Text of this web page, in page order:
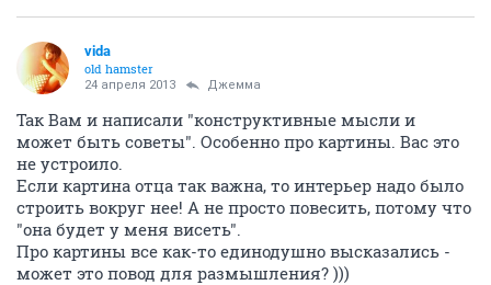
vida
old hamster
24 апреля 2013 Джемма
Так Вам и написали "конструктивные мысли и
может быть советы". Особенно про картины. Вас это
не устроило.
Если картина отца так важна, то интерьер надо было
строить вокруг нее! А не просто повесить, потому что
"она будет у меня висеть".
Про картины все как-то единодушно высказались -
может это повод для размышления? )))